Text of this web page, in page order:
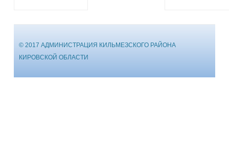
© 2017 АДМИНИСТРАЦИЯ КИЛЬМЕЗСКОГО РАЙОНА
КИРОВСКОЙ ОБЛАСТИ